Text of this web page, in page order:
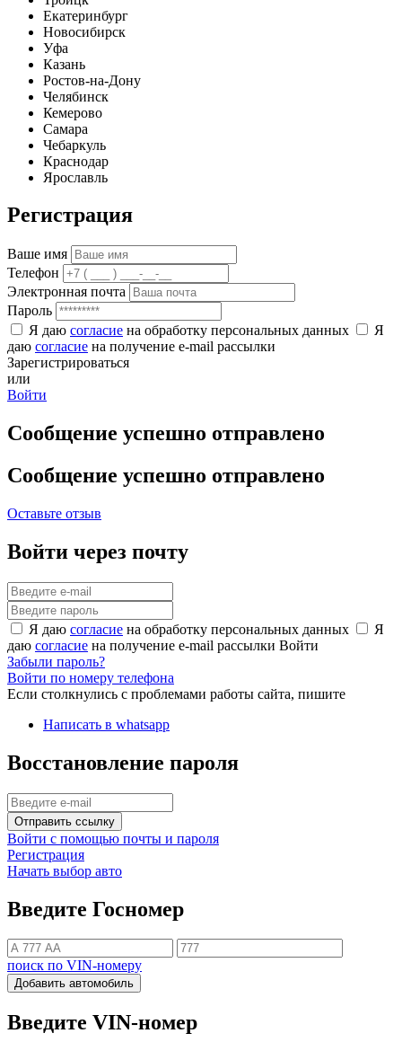
Екатеринбург
Новосибирск
Уфа
Казань
Ростов-на-Дону
Челябинск
Кемерово
Самара
Чебаркуль
Краснодар
Ярославль
Регистрация
Ваше имя
Телефон
Электронная почта
Пароль
Я даю согласие на обработку персональных данных
Я
даю согласие на получение e-mail рассылки
Зарегистрироваться
или
Войти
Сообщение успешно отправлено
Сообщение успешно отправлено
Оставьте отзыв
Войти через почту
Я даю согласие на обработку персональных данных
Я
даю согласие на получение e-mail рассылки Войти
Забыли пароль?
Войти по номеру телефона
Если столкнулись с проблемами работы сайта, пишите
Написать в whatsapp
Восстановление пароля
Отправить ссылку
Войти с помощью почты и пароля
Регистрация
Начать выбор авто
Введите Госномер
поиск по VIN-номеру
Добавить автомобиль
Введите VIN-номер